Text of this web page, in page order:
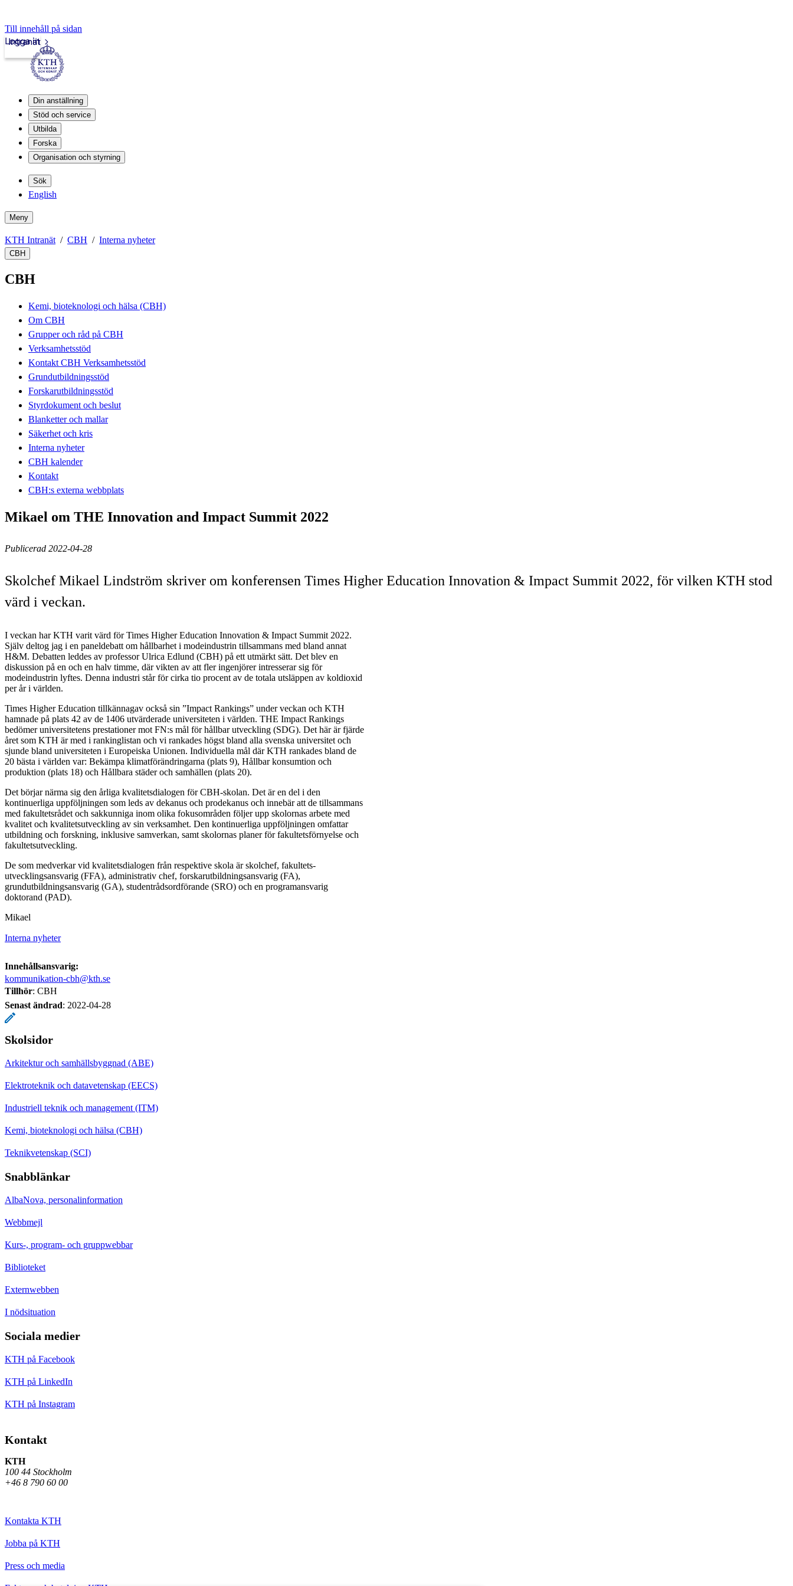
Till innehåll på sidan
Intranät
Logga in
Din anställning
Stöd och service
Utbilda
Forska
Organisation och styrning
Sök
English
Meny
KTH Intranät CBH Interna nyheter
CBH
CBH
Kemi, bioteknologi och hälsa (CBH)
Om CBH
Grupper och råd på CBH
Verksamhetsstöd
Kontakt CBH Verksamhetsstöd
Grundutbildningsstöd
Forskarutbildningsstöd
Styrdokument och beslut
Blanketter och mallar
Säkerhet och kris
Interna nyheter
CBH kalender
Kontakt
CBH:s externa webbplats
Mikael om THE Innovation and Impact Summit 2022
Publicerad 2022-04-28
Skolchef Mikael Lindström skriver om konferensen Times Higher Education Innovation & Impact Summit 2022, för vilken KTH stod
värd i veckan.
I veckan har KTH varit värd för Times Higher Education Innovation & Impact Summit 2022.
Själv deltog jag i en paneldebatt om hållbarhet i modeindustrin tillsammans med bland annat
H&M. Debatten leddes av professor Ulrica Edlund (CBH) på ett utmärkt sätt. Det blev en
diskussion på en och en halv timme, där vikten av att fler ingenjörer intresserar sig för
modeindustrin lyftes. Denna industri står för cirka tio procent av de totala utsläppen av koldioxid
per år i världen.
Times Higher Education tillkännagav också sin ”Impact Rankings” under veckan och KTH
hamnade på plats 42 av de 1406 utvärderade universiteten i världen. THE Impact Rankings
bedömer universitetens prestationer mot FN:s mål för hållbar utveckling (SDG). Det här är fjärde
året som KTH är med i rankinglistan och vi rankades högst bland alla svenska universitet och
sjunde bland universiteten i Europeiska Unionen. Individuella mål där KTH rankades bland de
20 bästa i världen var: Bekämpa klimatförändringarna (plats 9), Hållbar konsumtion och
produktion (plats 18) och Hållbara städer och samhällen (plats 20).
Det börjar närma sig den årliga kvalitetsdialogen för CBH-skolan. Det är en del i den
kontinuerliga uppföljningen som leds av dekanus och prodekanus och innebär att de tillsammans
med fakultetsrådet och sakkunniga inom olika fokusområden följer upp skolornas arbete med
kvalitet och kvalitetsutveckling av sin verksamhet. Den kontinuerliga uppföljningen omfattar
utbildning och forskning, inklusive samverkan, samt skolornas planer för fakultetsförnyelse och
fakultetsutveckling.
De som medverkar vid kvalitetsdialogen från respektive skola är skolchef, fakultets­
utvecklingsansvarig (FFA), administrativ chef, forskarutbildningsansvarig (FA),
grundutbildningsansvarig (GA), studentrådsordförande (SRO) och en program­ansvarig
doktorand (PAD).
Mikael
Interna nyheter
Innehållsansvarig:
kommunikation-cbh@kth.se
Tillhör: CBH
Senast ändrad: 2022-04-28
Skolsidor
Arkitektur och samhällsbyggnad (ABE)
Elektroteknik och datavetenskap (EECS)
Industriell teknik och management (ITM)
Kemi, bioteknologi och hälsa (CBH)
Teknikvetenskap (SCI)
Snabblänkar
AlbaNova, personalinformation
Webbmejl
Kurs-, program- och gruppwebbar
Biblioteket
Externwebben
I nödsituation
Sociala medier
KTH på Facebook
KTH på LinkedIn
KTH på Instagram
Kontakt
KTH
100 44 Stockholm
+46 8 790 60 00
Kontakta KTH
Jobba på KTH
Press och media